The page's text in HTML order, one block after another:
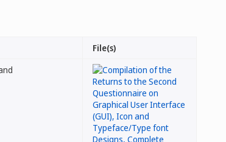
File(s)